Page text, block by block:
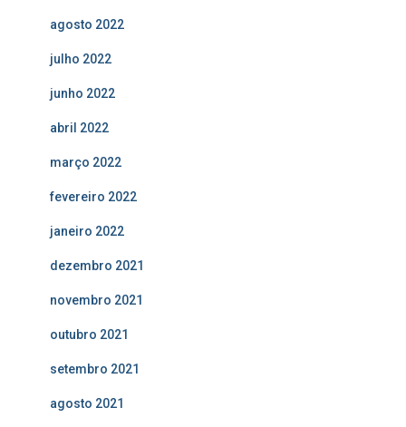
agosto 2022
julho 2022
junho 2022
abril 2022
março 2022
fevereiro 2022
janeiro 2022
dezembro 2021
novembro 2021
outubro 2021
setembro 2021
agosto 2021